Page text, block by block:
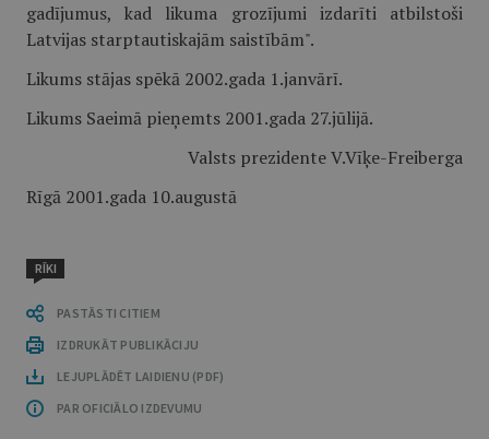
gadījumus, kad likuma grozījumi izdarīti atbilstoši
Latvijas starptautiskajām saistībām".
Likums stājas spēkā 2002.gada 1.janvārī.
Likums Saeimā pieņemts 2001.gada 27.jūlijā.
Valsts prezidente V.Vīķe-Freiberga
Rīgā 2001.gada 10.augustā
RĪKI
PASTĀSTI CITIEM
IZDRUKĀT PUBLIKĀCIJU
LEJUPLĀDĒT LAIDIENU (PDF)
PAR OFICIĀLO IZDEVUMU